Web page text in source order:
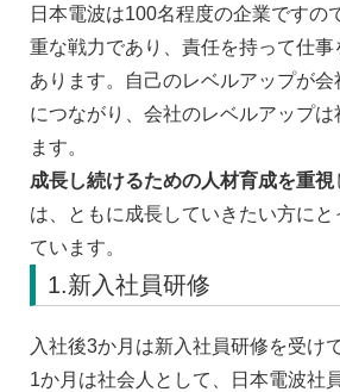
日本電波は100名程度の企業ですの
重な戦力であり、責任を持って仕事
あります。自己のレベルアップが
につながり、会社のレベルアップは
ます。
成長し続けるための人材育成を重視
は、ともに成長していきたい方にと
ています。
1.新入社員研修
入社後3か月は新入社員研修を受け
1か月は社会人として、日本電波社